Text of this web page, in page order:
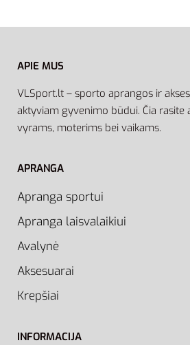
APIE MUS
VLSport.lt – sporto aprangos ir
aktyviam gyvenimo būdui. Čia rasite
vyrams, moterims bei vaikams.
APRANGA
Apranga sportui
Apranga laisvalaikiui
Avalynė
Aksesuarai
Krepšiai
INFORMACIJA